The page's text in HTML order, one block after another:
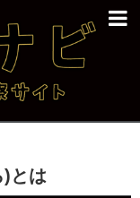
)とは